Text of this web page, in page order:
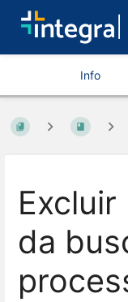
Info
da